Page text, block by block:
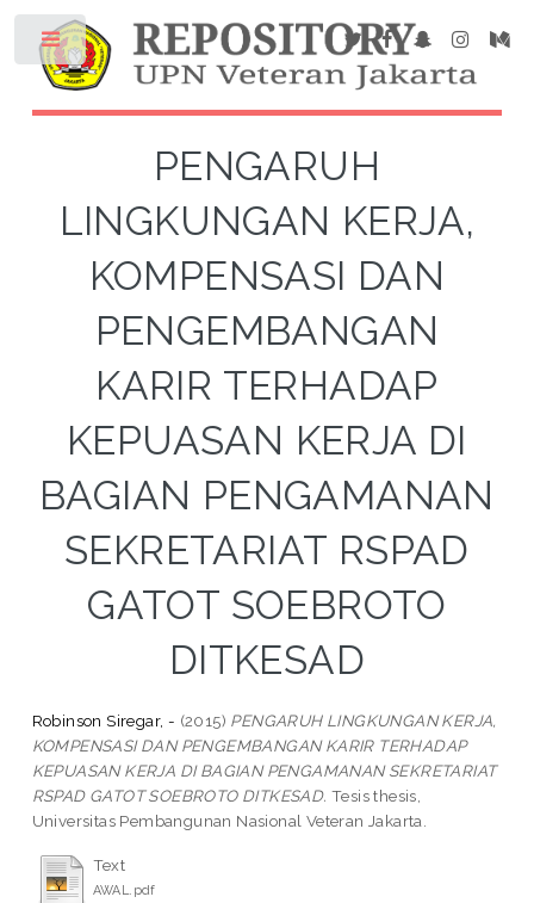
PENGARUH
LINGKUNGAN KERJA,
KOMPENSASI DAN
PENGEMBANGAN
KARIR TERHADAP
KEPUASAN KERJA DI
BAGIAN PENGAMANAN
SEKRETARIAT RSPAD
GATOT SOEBROTO
DITKESAD
Robinson Siregar, - (2015) PENGARUH LINGKUNGAN KERJA,
KOMPENSASI DAN PENGEMBANGAN KARIR TERHADAP
KEPUASAN KERJA DI BAGIAN PENGAMANAN SEKRETARIAT
RSPAD GATOT SOEBROTO DITKESAD. Tesis thesis,
Universitas Pembangunan Nasional Veteran Jakarta.
Text
AWAL.pdf